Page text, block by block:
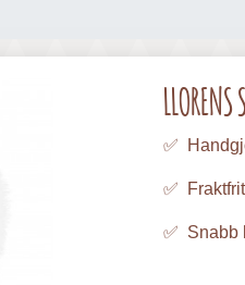
✅
✅
✅ Snabb